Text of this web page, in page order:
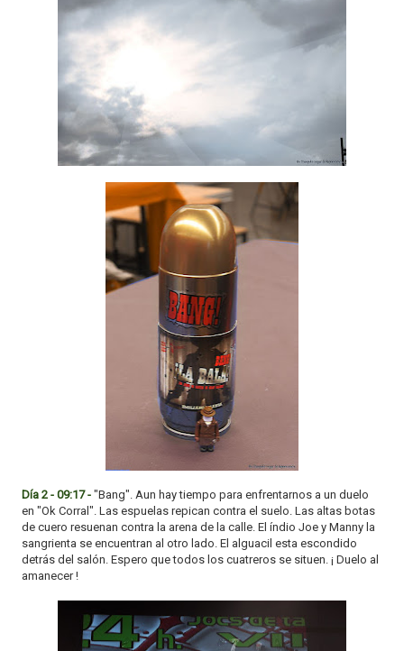
Día 2 - 09:17 - "Bang". Aun hay tiempo para enfrentarnos a un duelo
en "Ok Corral". Las espuelas repican contra el suelo. Las altas botas
de cuero resuenan contra la arena de la calle. El índio Joe y Manny la
sangrienta se encuentran al otro lado. El alguacil esta escondido
detrás del salón. Espero que todos los cuatreros se situen. ¡ Duelo al
amanecer !